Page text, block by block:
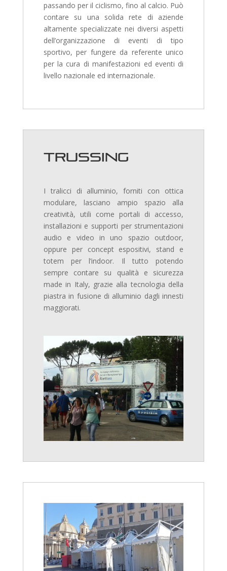
passando per il ciclismo, fino al calcio. Può
contare su una solida rete di aziende
altamente specializzate nei diversi aspetti
dell’organizzazione di eventi di tipo
sportivo, per fungere da referente unico
per la cura di manifestazioni ed eventi di
livello nazionale ed internazionale.
Trussing
I tralicci di alluminio, forniti con ottica
modulare, lasciano ampio spazio alla
creatività, utili come portali di accesso,
installazioni e supporti per strumentazioni
audio e video in uno spazio outdoor,
oppure per concept espositivi, stand e
totem per l’indoor. Il tutto potendo
sempre contare su qualità e sicurezza
made in Italy, grazie alla tecnologia della
piastra in fusione di alluminio dagli innesti
maggiorati.